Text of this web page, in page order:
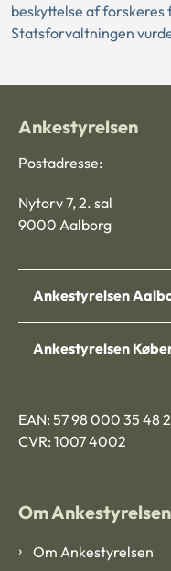
beskyttelse af
Statsforvaltningen
Ankestyrelsen
Postadresse:
Nytorv 7, 2. sal
9000 Aalborg
Ankestyrelsen
Ankestyrelsen
EAN: 57 98 000 35 48
CVR: 1007 4002
Om Ankestyrelsen
Om Ankestyrelsen